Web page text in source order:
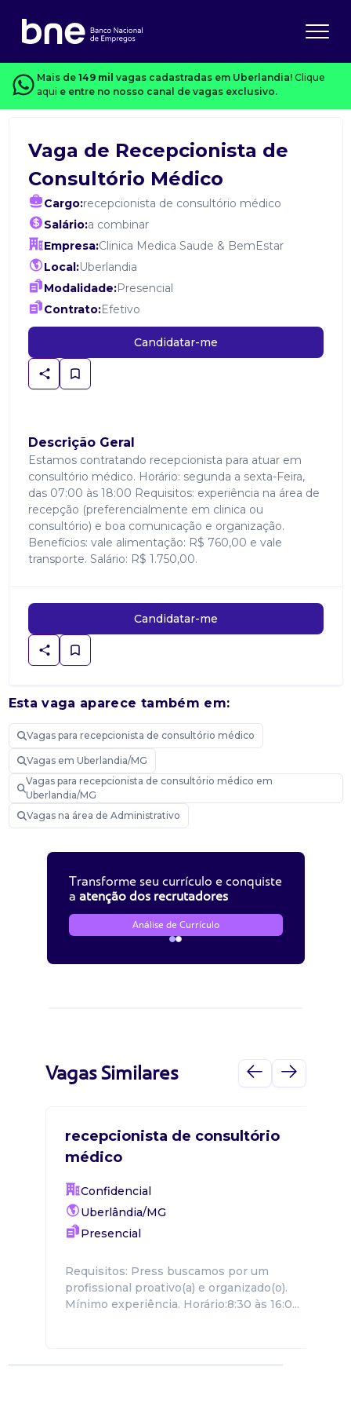
Mais de 149 mil vagas cadastradas em Uberlandia! Clique
aqui e entre no nosso canal de vagas exclusivo.
Vaga de Recepcionista de
Consultório Médico
Cargo:recepcionista de consultório médico
Salário:a combinar
Empresa:Clinica Medica Saude & BemEstar
Local:Uberlandia
Modalidade:Presencial
Contrato:Efetivo
Candidatar-me
Descrição Geral
Estamos contratando recepcionista para atuar em
consultório médico. Horário: segunda a sexta-Feira,
das 07:00 às 18:00 Requisitos: experiência na área de
recepção (preferencialmente em clinica ou
consultório) e boa comunicação e organização.
Benefícios: vale alimentação: R$ 760,00 e vale
transporte. Salário: R$ 1.750,00.
Candidatar-me
Esta vaga aparece também em:
Vagas para recepcionista de consultório médico
Vagas em Uberlandia/MG
Vagas para recepcionista de consultório médico em
Uberlandia/MG
Vagas na área de Administrativo
Transforme seu currículo e conquiste
a atenção dos recrutadores
Análise de Currículo
Vagas Similares
recepcionista de consultório
médico
Confidencial
Uberlândia/MG
Presencial
Requisitos: Press buscamos por um
profissional proativo(a) e organizado(o).
Mínimo experiência. Horário:8:30 às 16:0...